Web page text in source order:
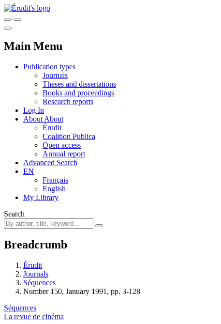
Main Menu
Publication types
Journals
Theses and dissertations
Books and proceedings
Research reports
Log In
About About
Érudit
Coalition Publica
Open access
Annual report
Advanced Search
EN
Français
English
My Library
Search
Breadcrumb
Érudit
Journals
Séquences
Number 150, January 1991, pp. 3-128
Séquences
La revue de cinéma